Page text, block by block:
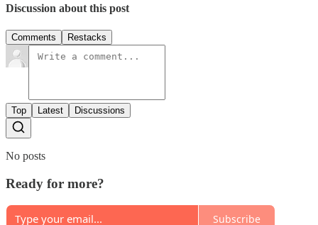
Discussion about this post
Comments Restacks
Top Latest Discussions
No posts
Ready for more?
Subscribe